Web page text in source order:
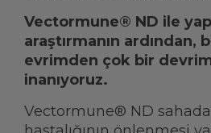
Vectormune® ND ile
araştırmanın ardından,
evrimden çok bir
inanıyoruz.
Vectormune® ND